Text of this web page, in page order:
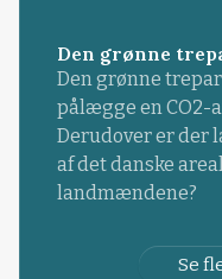
Den grønne
Den grønne
pålægge en CO2-
Derudover er der
af det danske
landmændene?
Se